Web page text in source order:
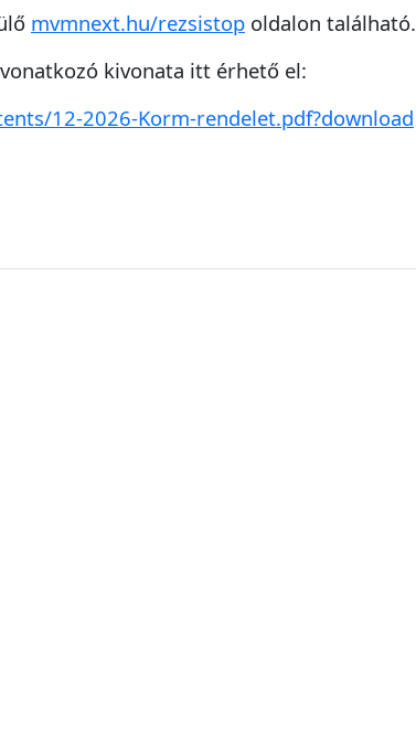
mvmnext.hu/rezsistop oldalon található.
kivonata itt érhető el:
12-2026-Korm-rendelet.pdf?download